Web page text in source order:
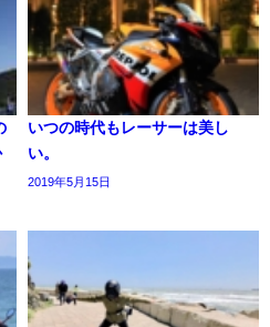
いつの時代もレーサーは美し
い。
2019年5月15日